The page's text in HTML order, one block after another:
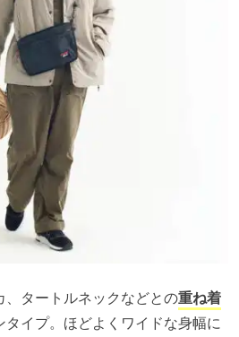
、タートルネックなどとの重ね着
タイプ。ほどよくワイドな身幅に